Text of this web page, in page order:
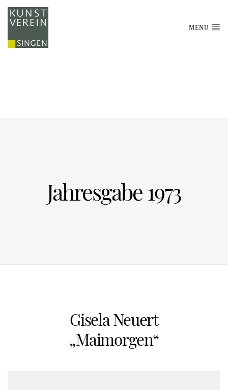
MENU
Jahresgabe 1973
Gisela Neuert
„Maimorgen“